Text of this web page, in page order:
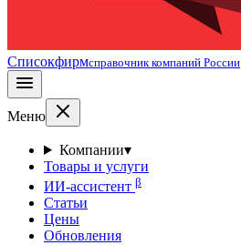
Списокфирмсправочник компаний России
Меню
Компании▾
Товары и услуги
ИИ-ассистент β
Статьи
Цены
Обновления